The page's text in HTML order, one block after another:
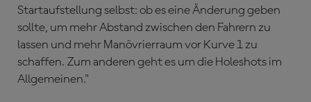
Startaufstellung selbst: ob es eine Änderung geben
sollte, um mehr Abstand zwischen den Fahrern zu
lassen und mehr Manövrierraum vor Kurve 1 zu
schaffen. Zum anderen geht es um die Holeshots im
Allgemeinen."